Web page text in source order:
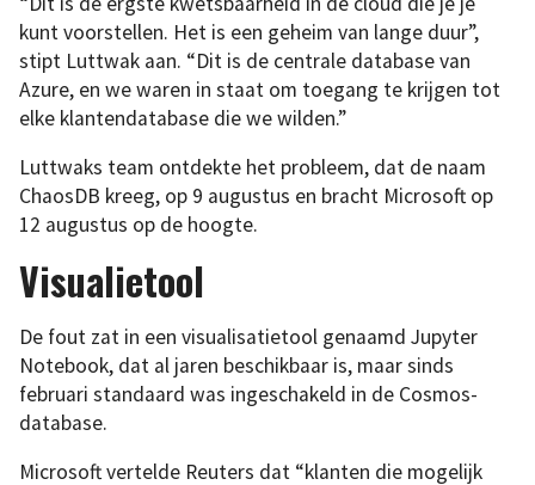
kunt voorstellen. Het is een geheim van lange duur”,
stipt Luttwak aan. “Dit is de centrale database van
Azure, en we waren in staat om toegang te krijgen tot
elke klantendatabase die we wilden.”
Luttwaks team ontdekte het probleem, dat de naam
ChaosDB kreeg, op 9 augustus en bracht Microsoft op
12 augustus op de hoogte.
Visualietool
De fout zat in een visualisatietool genaamd Jupyter
Notebook, dat al jaren beschikbaar is, maar sinds
februari standaard was ingeschakeld in de Cosmos-
database.
Microsoft vertelde Reuters dat “klanten die mogelijk